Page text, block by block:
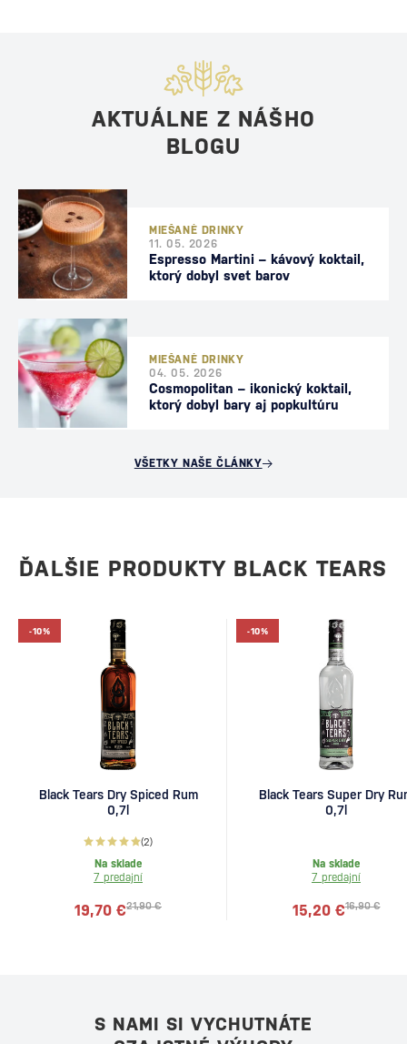
AKTUÁLNE Z NÁŠHO
BLOGU
MIEŠANÉ DRINKY
11. 05. 2026
Espresso Martini – kávový koktail,
ktorý dobyl svet barov
MIEŠANÉ DRINKY
04. 05. 2026
Cosmopolitan – ikonický koktail,
ktorý dobyl bary aj popkultúru
VŠETKY NAŠE ČLÁNKY
ĎALŠIE PRODUKTY BLACK TEARS
-10%
Black Tears Dry Spiced Rum
0,7l
(2)
Na sklade
7 predajní
21,90 €
19,70 €
-10%
Black Tears Super Dry
0,7l
Na sklade
7 predajní
16,90 €
15,20 €
S NAMI SI VYCHUTNÁTE